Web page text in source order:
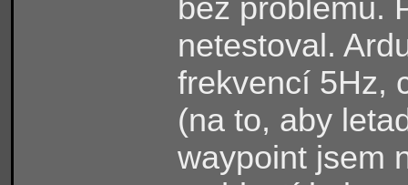
bez problému.
netestoval.
frekvencí 5Hz,
(na to, aby
waypoint jsem